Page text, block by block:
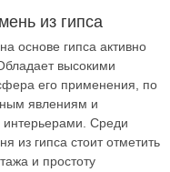
из гипса
основе гипса активно
высокими
его применения, по
явлениям и
интерьерами. Среди
из гипса стоит отметить
и простоту